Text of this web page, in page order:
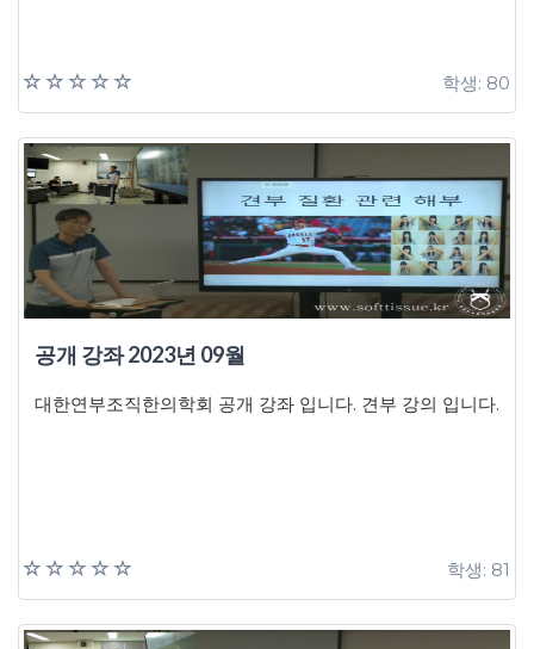
학생: 80
공개 강좌 2023년 09월
대한연부조직한의학회 공개 강좌 입니다. 견부 강의 입니다.
학생: 81